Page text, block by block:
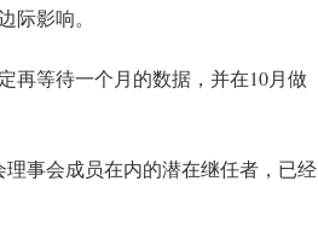
际影响。
再等待一个月的数据，并在10月做
事会成员在内的潜在继任者，已经